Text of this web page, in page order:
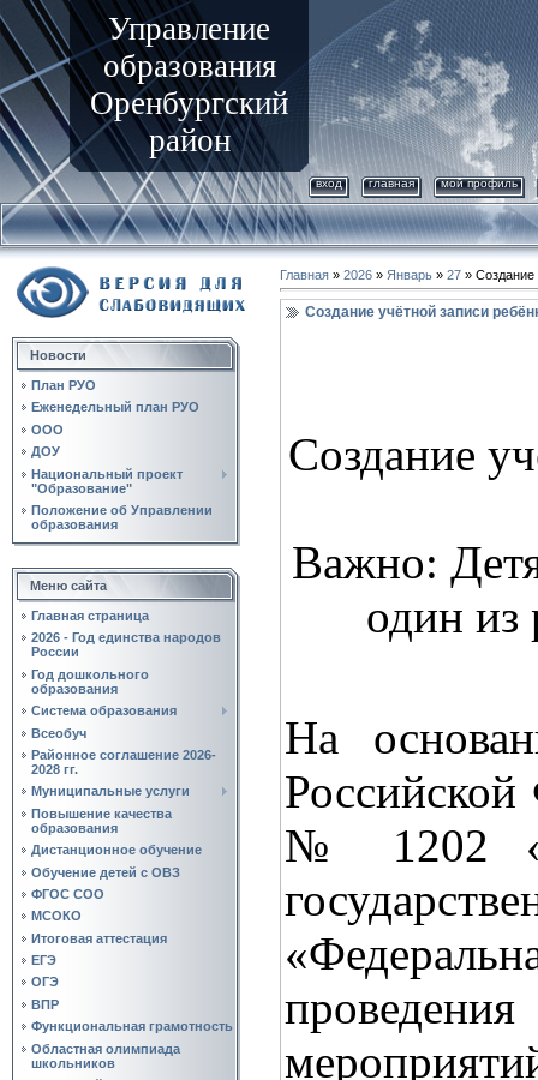
Управление
образования
Оренбургский
район
вход главная мой профиль
Новости
План РУО
Еженедельный план РУО
ООО
ДОУ
Национальный проект
"Образование"
Положение об Управлении
образования
Меню сайта
Главная страница
2026 - Год единства народов
России
Год дошкольного
образования
Система образования
Всеобуч
Районное соглашение 2026-
2028 гг.
Муниципальные услуги
Повышение качества
образования
Дистанционное обучение
Обучение детей с ОВЗ
ФГОС СОО
МСОКО
Итоговая аттестация
ЕГЭ
ОГЭ
ВПР
Функциональная грамотность
Областная олимпиада
школьников
Главная » 2026 » Январь » 27 » Создание
Создание учётной записи
Создание
Важно:
один из
На
№ 1202 «О